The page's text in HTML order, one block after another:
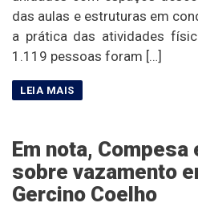
das aulas e estruturas em
a prática das atividades
1.119 pessoas foram […]
Em nota,
sobre vazamento
Gercino Coelho